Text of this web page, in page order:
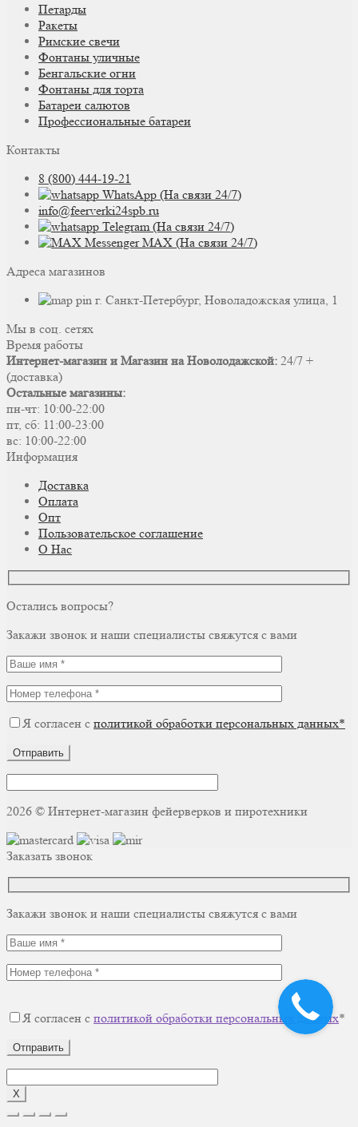
Петарды
Ракеты
Римские свечи
Фонтаны уличные
Бенгальские огни
Фонтаны для торта
Батареи салютов
Профессиональные батареи
Контакты
8 (800) 444-19-21
WhatsApp (На связи 24/7)
info@feerverki24spb.ru
Telegram (На связи 24/7)
MAX (На связи 24/7)
Адреса магазинов
г. Санкт-Петербург, Новоладожская улица, 1
Мы в соц. сетях
Время работы
Интернет-магазин и Магазин на Новолодажской: 24/7 +
(доставка)
Остальные магазины:
пн-чт: 10:00-22:00
пт, сб: 11:00-23:00
вс: 10:00-22:00
Информация
Доставка
Оплата
Опт
Пользовательское соглашение
О Нас
Остались вопросы?
Закажи звонок и наши специалисты свяжутся с вами
Я согласен с политикой обработки персональных данных*
Отправить
2026 © Интернет-магазин фейерверков и пиротехники
Заказать звонок
Закажи звонок и наши специалисты свяжутся с вами
Я согласен с политикой обработки персональных данных*
Отправить
X